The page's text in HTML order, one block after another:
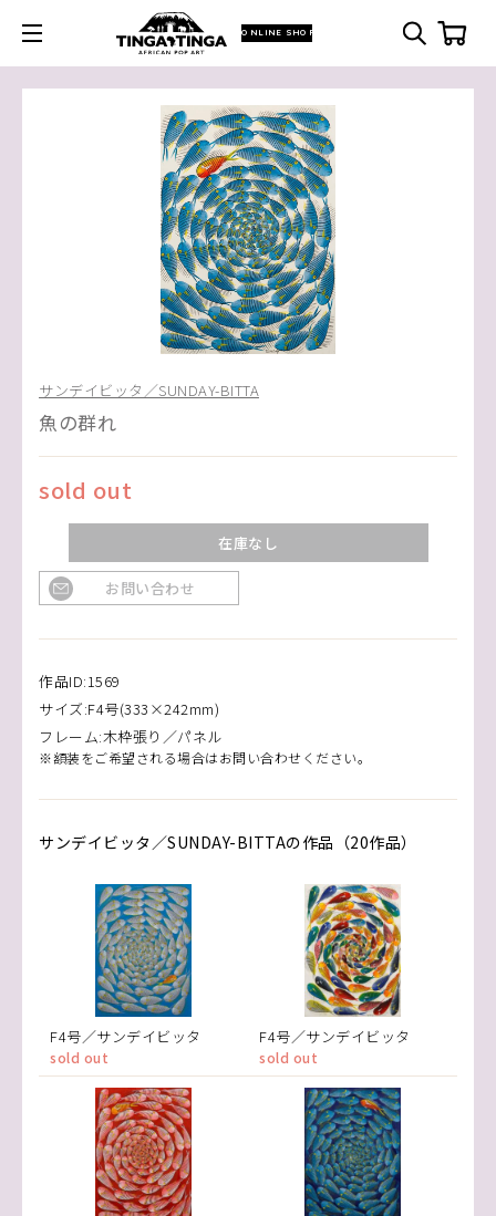
ONLINE SHOP
サンデイビッタ／SUNDAY-BITTA
魚の群れ
sold out
在庫なし
お問い合わせ
作品ID:1569
サイズ:F4号(333×242mm)
フレーム:木枠張り／パネル
※額装をご希望される場合はお問い合わせください。
サンデイビッタ／SUNDAY-BITTAの作品（20作品）
F4号／サンデイビッタ
sold out
F4号／サンデイビッタ
sold out